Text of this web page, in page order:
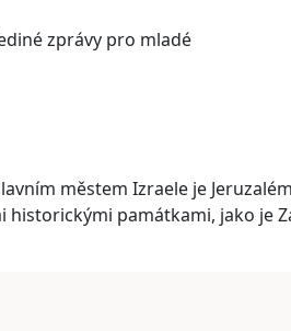
zprávy pro mladé
městem Izraele je
památkami, jako je